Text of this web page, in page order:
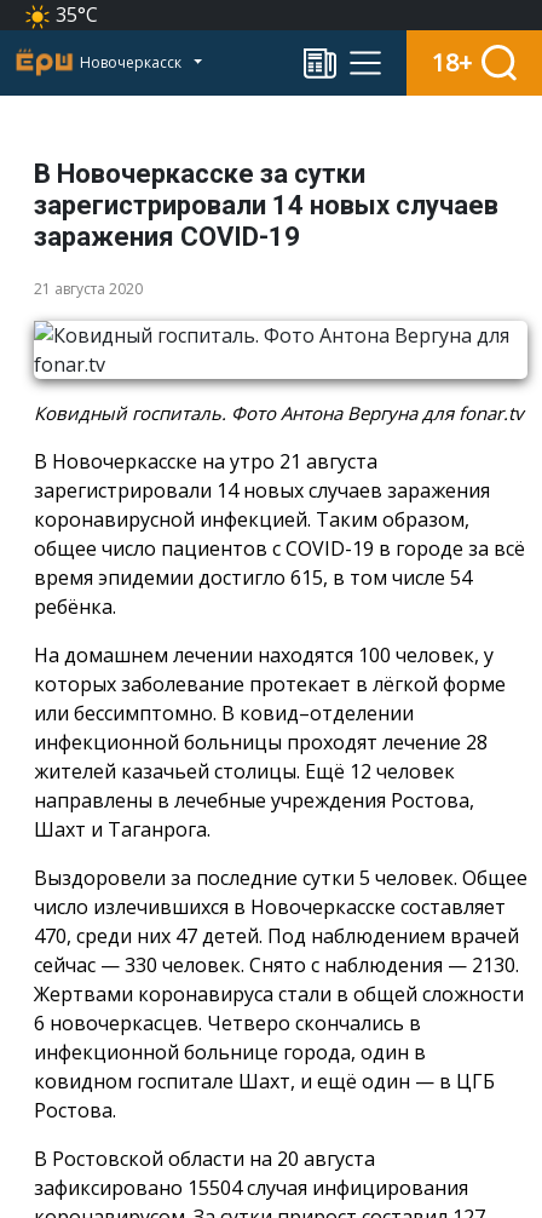
35°C
Новочеркасск 18+
В Новочеркасске за сутки
зарегистрировали 14 новых случаев
заражения COVID-19
21 августа 2020
Ковидный госпиталь. Фото Антона Вергуна для fonar.tv
В Новочеркасске на утро 21 августа
зарегистрировали 14 новых случаев заражения
коронавирусной инфекцией. Таким образом,
общее число пациентов с COVID-19 в городе за всё
время эпидемии достигло 615, в том числе 54
ребёнка.
На домашнем лечении находятся 100 человек, у
которых заболевание протекает в лёгкой форме
или бессимптомно. В ковид–отделении
инфекционной больницы проходят лечение 28
жителей казачьей столицы. Ещё 12 человек
направлены в лечебные учреждения Ростова,
Шахт и Таганрога.
Выздоровели за последние сутки 5 человек. Общее
число излечившихся в Новочеркасске составляет
470, среди них 47 детей. Под наблюдением врачей
сейчас — 330 человек. Снято с наблюдения — 2130.
Жертвами коронавируса стали в общей сложности
6 новочеркасцев. Четверо скончались в
инфекционной больнице города, один в
ковидном госпитале Шахт, и ещё один — в ЦГБ
Ростова.
В Ростовской области на 20 августа
зафиксировано 15504 случая инфицирования